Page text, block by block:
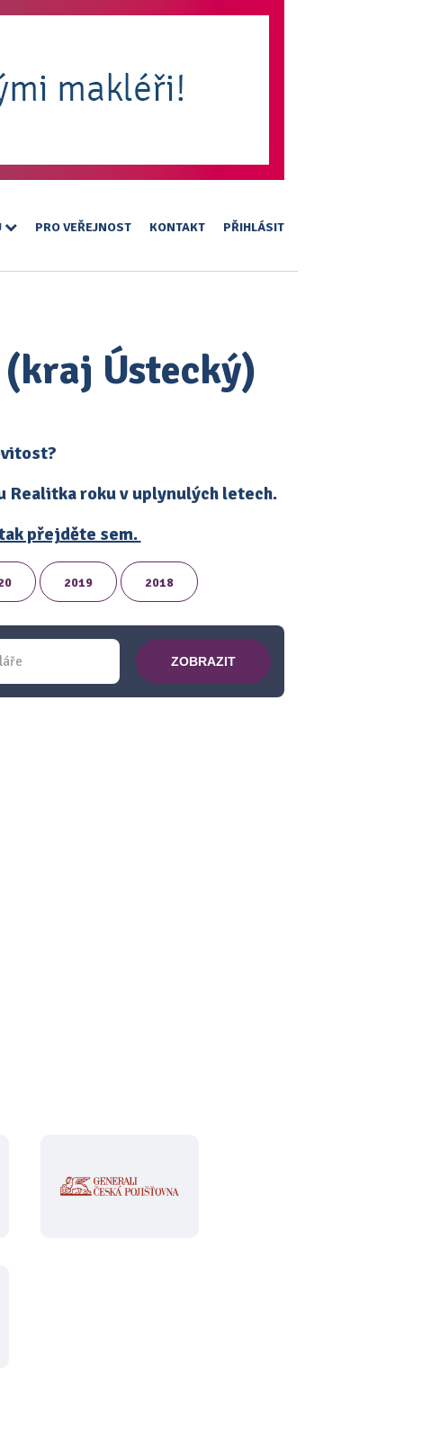
PRO VEŘEJNOST KONTAKT PŘIHLÁSIT
Ústecký)
roku v uplynulých letech.
přejděte sem.
2019 2018
ZOBRAZIT